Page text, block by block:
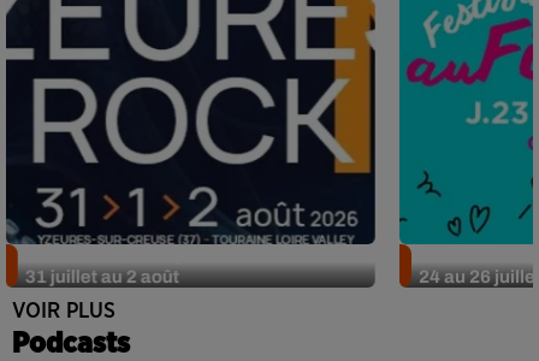
31 juillet au 2 août
24 au 26
VOIR PLUS
Podcasts